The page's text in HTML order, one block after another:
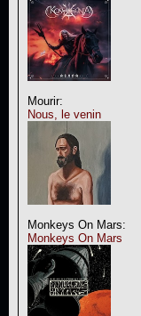
Mourir:
Nous, le venin
Monkeys On Mars:
Monkeys On Mars